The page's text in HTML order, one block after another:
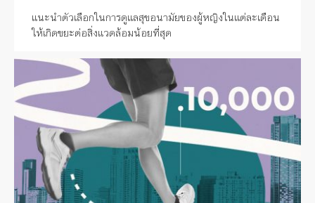
แนะนำตัวเลือกในการดูแลสุขอนามัยของผู้หญิงในแต่ละเดือน
ให้เกิดขยะต่อสิ่งแวดล้อมน้อยที่สุด